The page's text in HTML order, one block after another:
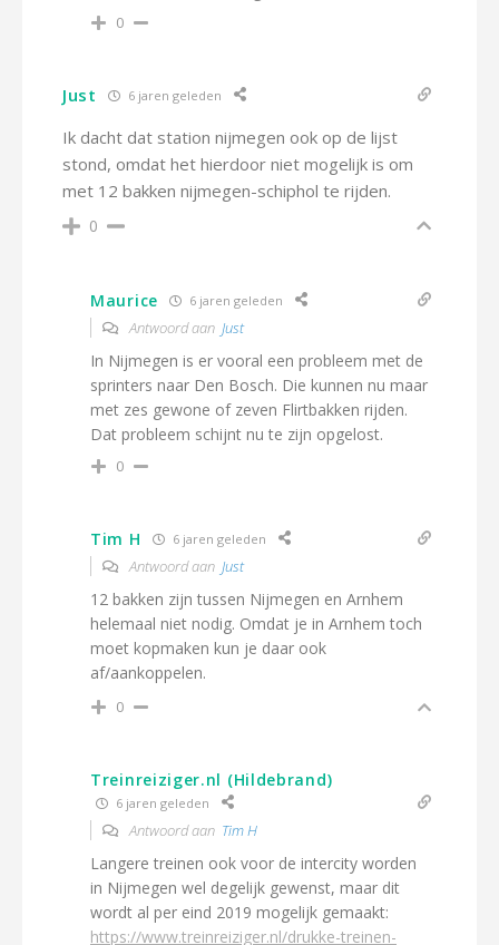
0
Just 6 jaren geleden
Ik dacht dat station nijmegen ook op de lijst
stond, omdat het hierdoor niet mogelijk is om
met 12 bakken nijmegen-schiphol te rijden.
0
Maurice 6 jaren geleden
Antwoord aan Just
In Nijmegen is er vooral een probleem met de
sprinters naar Den Bosch. Die kunnen nu maar
met zes gewone of zeven Flirtbakken rijden.
Dat probleem schijnt nu te zijn opgelost.
0
Tim H 6 jaren geleden
Antwoord aan Just
12 bakken zijn tussen Nijmegen en Arnhem
helemaal niet nodig. Omdat je in Arnhem toch
moet kopmaken kun je daar ook
af/aankoppelen.
0
Treinreiziger.nl (Hildebrand)
6 jaren geleden
Antwoord aan Tim H
Langere treinen ook voor de intercity worden
in Nijmegen wel degelijk gewenst, maar dit
wordt al per eind 2019 mogelijk gemaakt:
https://www.treinreiziger.nl/drukke-treinen-